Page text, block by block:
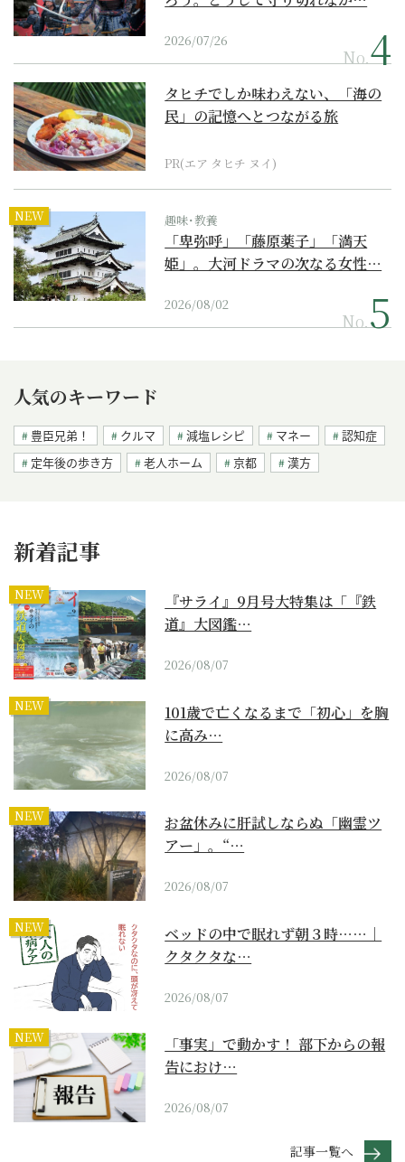
2026/07/26
No.
タヒチでしか味わえない、「海の
民」の記憶へとつながる旅
PR(エア タヒチ ヌイ)
NEW 趣味･教養
「卑弥呼」「藤原薬子」「満天
姫」。大河ドラマの次なる女性…
2026/08/02
No.
人気のキーワード
豊臣兄弟！ クルマ 減塩レシピ マネー
認知症
定年後の歩き方
老人ホーム 京都 漢方
新着記事
NEW
『サライ』9月号大特集は「『鉄
道』大図鑑…
2026/08/07
NEW
101歳で亡くなるまで「初心」を胸
に高み…
2026/08/07
NEW
お盆休みに肝試しならぬ「幽霊ツ
アー」。“…
2026/08/07
NEW
ベッドの中で眠れず朝３時……｜
クタクタな…
2026/08/07
NEW
「事実」で動かす！ 部下からの報
告におけ…
2026/08/07
記事一覧へ